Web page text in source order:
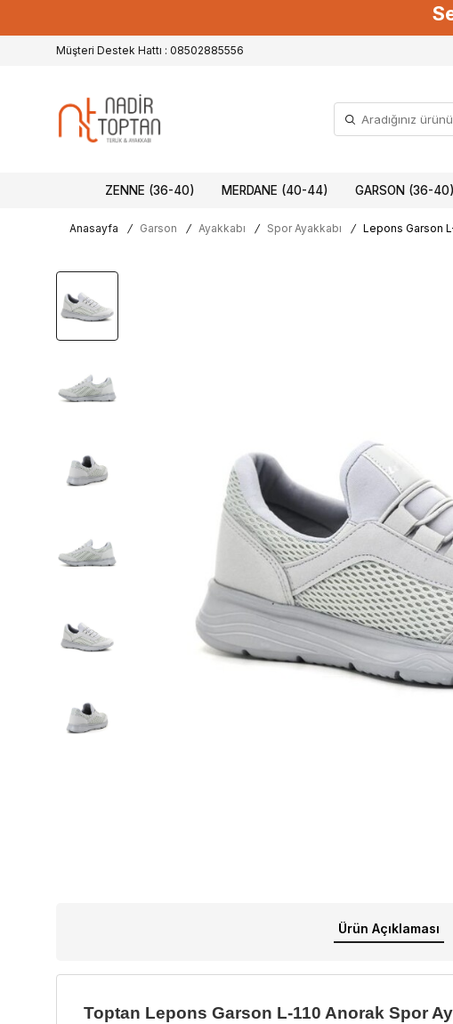
Müşteri Destek Hattı : 08502885556
ZENNE (36-40) MERDANE (40-44) GARSON (36-40)
Anasayfa / Garson / Ayakkabı / Spor Ayakkabı / Lepons Garson
Ürün Açıklaması
Toptan Lepons Garson L-110 Anorak Spor